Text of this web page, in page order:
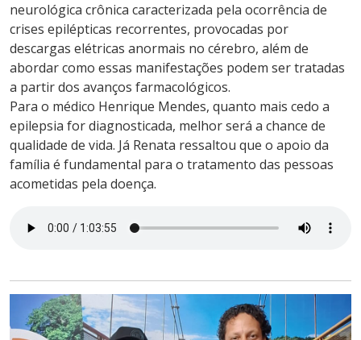
neurológica crônica caracterizada pela ocorrência de
crises epilépticas recorrentes, provocadas por
descargas elétricas anormais no cérebro, além de
abordar como essas manifestações podem ser tratadas
a partir dos avanços farmacológicos.
Para o médico Henrique Mendes, quanto mais cedo a
epilepsia for diagnosticada, melhor será a chance de
qualidade de vida. Já Renata ressaltou que o apoio da
família é fundamental para o tratamento das pessoas
acometidas pela doença.